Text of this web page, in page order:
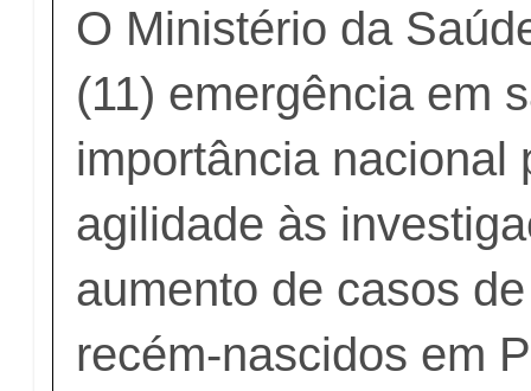
O Ministério da
(11) emergência em
importância nacional
agilidade às
aumento de casos
recém-nascidos em